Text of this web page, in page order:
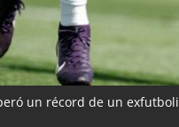
un récord de un